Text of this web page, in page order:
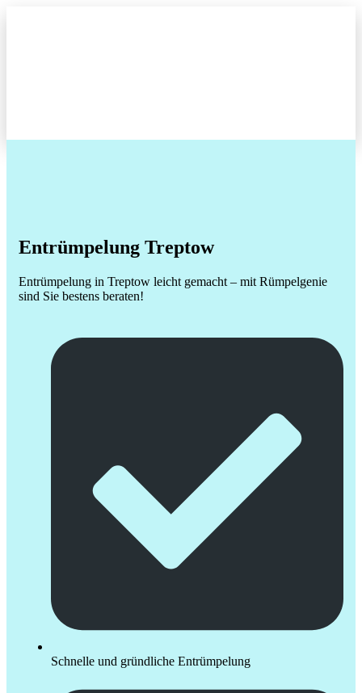
Entrümpelung Treptow
Entrümpelung in Treptow leicht gemacht – mit Rümpelgenie
sind Sie bestens beraten!
Schnelle und gründliche Entrümpelung